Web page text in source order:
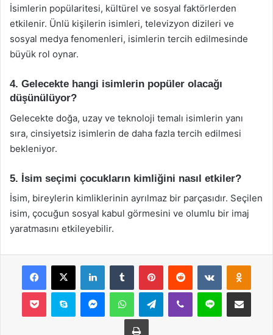
İsimlerin popülaritesi, kültürel ve sosyal faktörlerden
etkilenir. Ünlü kişilerin isimleri, televizyon dizileri ve
sosyal medya fenomenleri, isimlerin tercih edilmesinde
büyük rol oynar.
4. Gelecekte hangi isimlerin popüler olacağı
düşünülüyor?
Gelecekte doğa, uzay ve teknoloji temalı isimlerin yanı
sıra, cinsiyetsiz isimlerin de daha fazla tercih edilmesi
bekleniyor.
5. İsim seçimi çocukların kimliğini nasıl etkiler?
İsim, bireylerin kimliklerinin ayrılmaz bir parçasıdır. Seçilen
isim, çocuğun sosyal kabul görmesini ve olumlu bir imaj
yaratmasını etkileyebilir.
Facebook
X LinkedInTumblr PinterestReddit VKontakte
Pocket Skype MessengerWhatsAppTelegramViber Line E-Posta ile
Yazdır